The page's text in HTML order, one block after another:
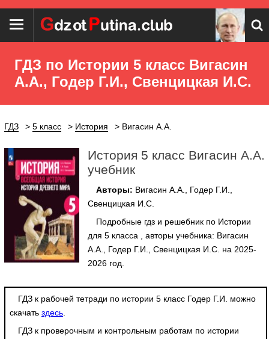
ГДЗ по Истории 5 класс Вигасин
А.А., Годер Г.И., Свенцицкая И.С.
ГДЗ 5 класс История Вигасин А.А.
История 5 класс Вигасин А.А.
учебник
Авторы: Вигасин А.А., Годер Г.И.,
Свенцицкая И.С.
Подробные гдз и решебник по Истории
для 5 класса , авторы учебника: Вигасин
А.А., Годер Г.И., Свенцицкая И.С. на 2025-
2026 год.
ГДЗ к рабочей тетради по истории 5 класс Годер Г.И. можно
скачать здесь
ГДЗ к проверочным и контрольным работам по истории